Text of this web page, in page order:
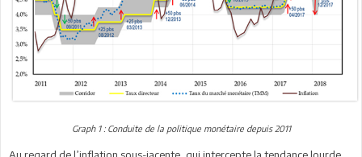
Graph 1 : Conduite de la politique monétaire depuis 2011
Au regard de l’inflation sous-jacente, qui intercepte la tendance lourde